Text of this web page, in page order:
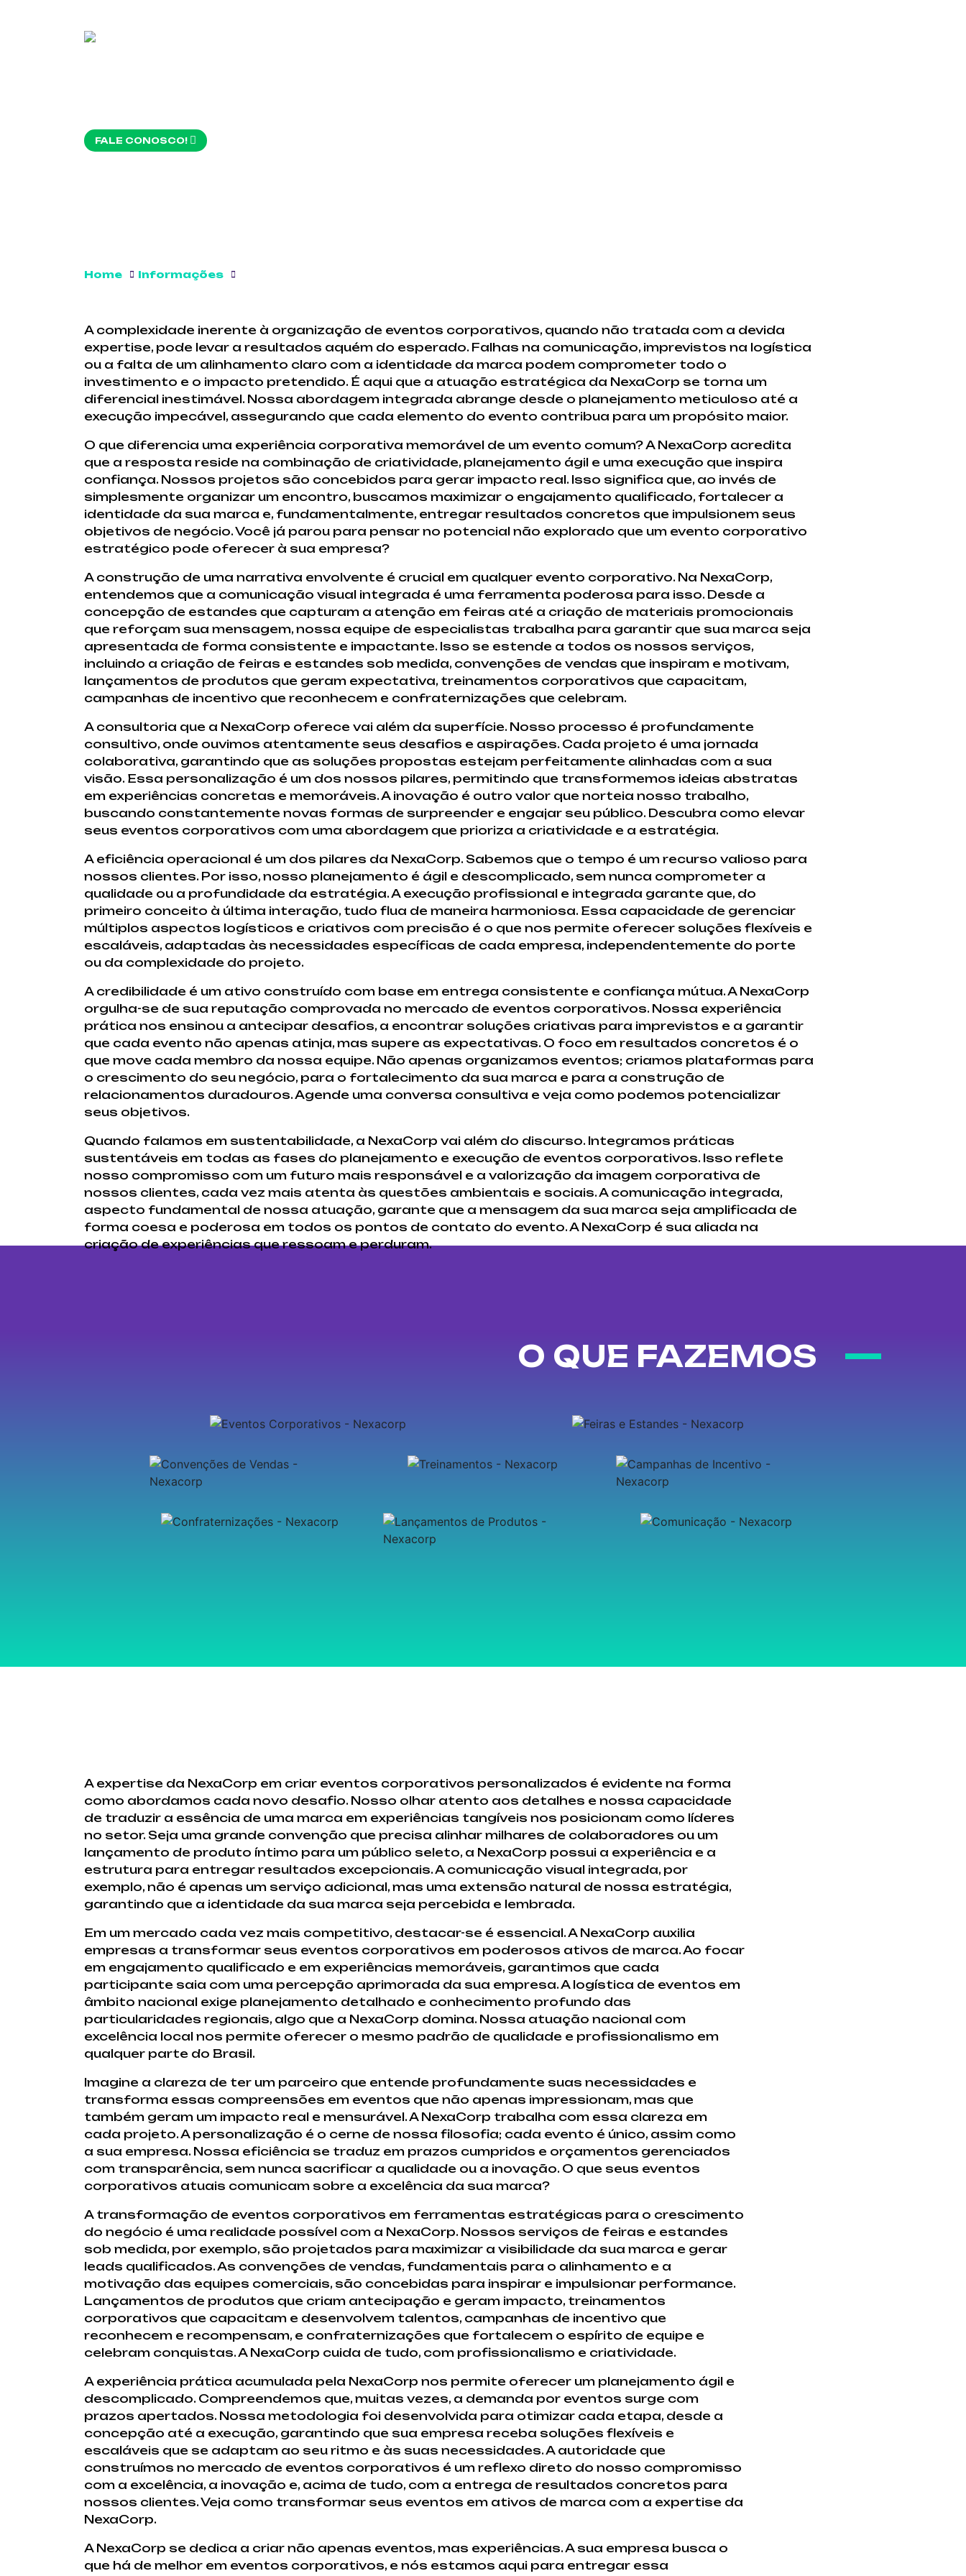
FALE CONOSCO!
Home Informações
A complexidade inerente à organização de eventos corporativos, quando não tratada com a devida
expertise, pode levar a resultados aquém do esperado. Falhas na comunicação, imprevistos na logística
ou a falta de um alinhamento claro com a identidade da marca podem comprometer todo o
investimento e o impacto pretendido. É aqui que a atuação estratégica da NexaCorp se torna um
diferencial inestimável. Nossa abordagem integrada abrange desde o planejamento meticuloso até a
execução impecável, assegurando que cada elemento do evento contribua para um propósito maior.
O que diferencia uma experiência corporativa memorável de um evento comum? A NexaCorp acredita
que a resposta reside na combinação de criatividade, planejamento ágil e uma execução que inspira
confiança. Nossos projetos são concebidos para gerar impacto real. Isso significa que, ao invés de
simplesmente organizar um encontro, buscamos maximizar o engajamento qualificado, fortalecer a
identidade da sua marca e, fundamentalmente, entregar resultados concretos que impulsionem seus
objetivos de negócio. Você já parou para pensar no potencial não explorado que um evento corporativo
estratégico pode oferecer à sua empresa?
A construção de uma narrativa envolvente é crucial em qualquer evento corporativo. Na NexaCorp,
entendemos que a comunicação visual integrada é uma ferramenta poderosa para isso. Desde a
concepção de estandes que capturam a atenção em feiras até a criação de materiais promocionais
que reforçam sua mensagem, nossa equipe de especialistas trabalha para garantir que sua marca seja
apresentada de forma consistente e impactante. Isso se estende a todos os nossos serviços,
incluindo a criação de feiras e estandes sob medida, convenções de vendas que inspiram e motivam,
lançamentos de produtos que geram expectativa, treinamentos corporativos que capacitam,
campanhas de incentivo que reconhecem e confraternizações que celebram.
A consultoria que a NexaCorp oferece vai além da superfície. Nosso processo é profundamente
consultivo, onde ouvimos atentamente seus desafios e aspirações. Cada projeto é uma jornada
colaborativa, garantindo que as soluções propostas estejam perfeitamente alinhadas com a sua
visão. Essa personalização é um dos nossos pilares, permitindo que transformemos ideias abstratas
em experiências concretas e memoráveis. A inovação é outro valor que norteia nosso trabalho,
buscando constantemente novas formas de surpreender e engajar seu público. Descubra como elevar
seus eventos corporativos com uma abordagem que prioriza a criatividade e a estratégia.
A eficiência operacional é um dos pilares da NexaCorp. Sabemos que o tempo é um recurso valioso para
nossos clientes. Por isso, nosso planejamento é ágil e descomplicado, sem nunca comprometer a
qualidade ou a profundidade da estratégia. A execução profissional e integrada garante que, do
primeiro conceito à última interação, tudo flua de maneira harmoniosa. Essa capacidade de gerenciar
múltiplos aspectos logísticos e criativos com precisão é o que nos permite oferecer soluções flexíveis e
escaláveis, adaptadas às necessidades específicas de cada empresa, independentemente do porte
ou da complexidade do projeto.
A credibilidade é um ativo construído com base em entrega consistente e confiança mútua. A NexaCorp
orgulha-se de sua reputação comprovada no mercado de eventos corporativos. Nossa experiência
prática nos ensinou a antecipar desafios, a encontrar soluções criativas para imprevistos e a garantir
que cada evento não apenas atinja, mas supere as expectativas. O foco em resultados concretos é o
que move cada membro da nossa equipe. Não apenas organizamos eventos; criamos plataformas para
o crescimento do seu negócio, para o fortalecimento da sua marca e para a construção de
relacionamentos duradouros. Agende uma conversa consultiva e veja como podemos potencializar
seus objetivos.
Quando falamos em sustentabilidade, a NexaCorp vai além do discurso. Integramos práticas
sustentáveis em todas as fases do planejamento e execução de eventos corporativos. Isso reflete
nosso compromisso com um futuro mais responsável e a valorização da imagem corporativa de
nossos clientes, cada vez mais atenta às questões ambientais e sociais. A comunicação integrada,
aspecto fundamental de nossa atuação, garante que a mensagem da sua marca seja amplificada de
forma coesa e poderosa em todos os pontos de contato do evento. A NexaCorp é sua aliada na
criação de experiências que ressoam e perduram.
O QUE FAZEMOS
A expertise da NexaCorp em criar eventos corporativos personalizados é evidente na forma
como abordamos cada novo desafio. Nosso olhar atento aos detalhes e nossa capacidade
de traduzir a essência de uma marca em experiências tangíveis nos posicionam como líderes
no setor. Seja uma grande convenção que precisa alinhar milhares de colaboradores ou um
lançamento de produto íntimo para um público seleto, a NexaCorp possui a experiência e a
estrutura para entregar resultados excepcionais. A comunicação visual integrada, por
exemplo, não é apenas um serviço adicional, mas uma extensão natural de nossa estratégia,
garantindo que a identidade da sua marca seja percebida e lembrada.
Em um mercado cada vez mais competitivo, destacar-se é essencial. A NexaCorp auxilia
empresas a transformar seus eventos corporativos em poderosos ativos de marca. Ao focar
em engajamento qualificado e em experiências memoráveis, garantimos que cada
participante saia com uma percepção aprimorada da sua empresa. A logística de eventos em
âmbito nacional exige planejamento detalhado e conhecimento profundo das
particularidades regionais, algo que a NexaCorp domina. Nossa atuação nacional com
excelência local nos permite oferecer o mesmo padrão de qualidade e profissionalismo em
qualquer parte do Brasil.
Imagine a clareza de ter um parceiro que entende profundamente suas necessidades e
transforma essas compreensões em eventos que não apenas impressionam, mas que
também geram um impacto real e mensurável. A NexaCorp trabalha com essa clareza em
cada projeto. A personalização é o cerne de nossa filosofia; cada evento é único, assim como
a sua empresa. Nossa eficiência se traduz em prazos cumpridos e orçamentos gerenciados
com transparência, sem nunca sacrificar a qualidade ou a inovação. O que seus eventos
corporativos atuais comunicam sobre a excelência da sua marca?
A transformação de eventos corporativos em ferramentas estratégicas para o crescimento
do negócio é uma realidade possível com a NexaCorp. Nossos serviços de feiras e estandes
sob medida, por exemplo, são projetados para maximizar a visibilidade da sua marca e gerar
leads qualificados. As convenções de vendas, fundamentais para o alinhamento e a
motivação das equipes comerciais, são concebidas para inspirar e impulsionar performance.
Lançamentos de produtos que criam antecipação e geram impacto, treinamentos
corporativos que capacitam e desenvolvem talentos, campanhas de incentivo que
reconhecem e recompensam, e confraternizações que fortalecem o espírito de equipe e
celebram conquistas. A NexaCorp cuida de tudo, com profissionalismo e criatividade.
A experiência prática acumulada pela NexaCorp nos permite oferecer um planejamento ágil e
descomplicado. Compreendemos que, muitas vezes, a demanda por eventos surge com
prazos apertados. Nossa metodologia foi desenvolvida para otimizar cada etapa, desde a
concepção até a execução, garantindo que sua empresa receba soluções flexíveis e
escaláveis que se adaptam ao seu ritmo e às suas necessidades. A autoridade que
construímos no mercado de eventos corporativos é um reflexo direto do nosso compromisso
com a excelência, a inovação e, acima de tudo, com a entrega de resultados concretos para
nossos clientes. Veja como transformar seus eventos em ativos de marca com a expertise da
NexaCorp.
A NexaCorp se dedica a criar não apenas eventos, mas experiências. A sua empresa busca o
que há de melhor em eventos corporativos, e nós estamos aqui para entregar essa